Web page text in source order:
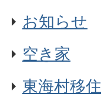
お知らせ
空き家
東海村移